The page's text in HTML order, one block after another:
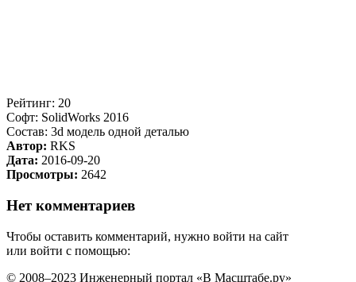
Рейтинг: 20
Софт: SolidWorks 2016
Состав: 3d модель одной деталью
Автор: RKS
Дата: 2016-09-20
Просмотры: 2642
Нет комментариев
Чтобы оставить комментарий, нужно войти на сайт
или войти с помощью:
© 2008–2023 Инженерный портал «В Масштабе.ру»